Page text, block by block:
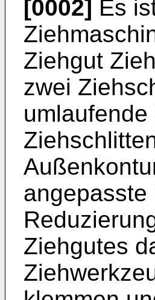
[0002] Es
Ziehgut
zwei
angepasste
Ziehgutes